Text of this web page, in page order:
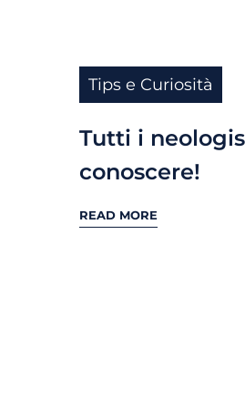
Tips e Curiosità
Tutti i
conoscere!
READ MORE